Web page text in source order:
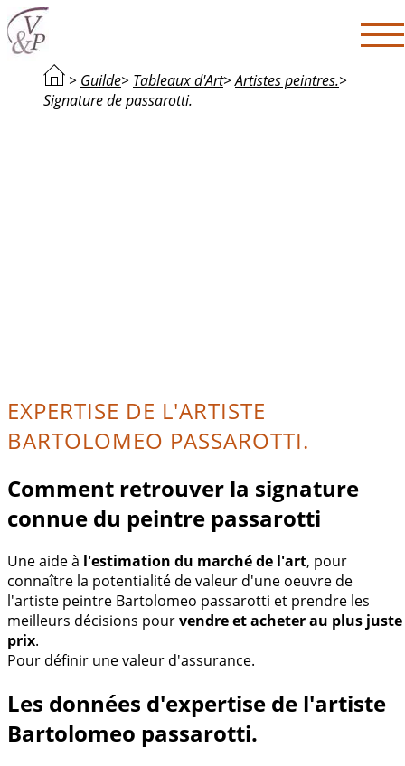
> Guilde> Tableaux d'Art>Artistes peintres.>
Signature de passarotti.
EXPERTISE DE L'ARTISTE
BARTOLOMEO PASSAROTTI.
Comment retrouver la signature
connue du peintre passarotti
Une aide à l'estimation du marché de l'art, pour
connaître la potentialité de valeur d'une oeuvre de
l'artiste peintre Bartolomeo passarotti et prendre les
meilleurs décisions pourvendre et acheter au plus juste
prix.
Pour définir une valeur d'assurance.
Les données d'expertise de l'artiste
Bartolomeo passarotti.